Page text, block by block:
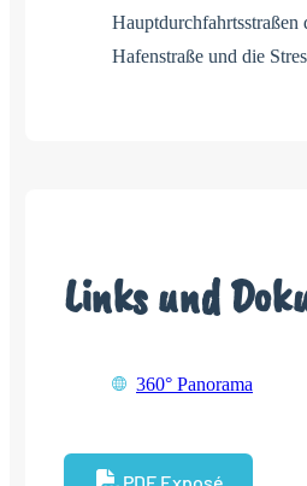
Hauptdurchfahrtsstraßen
Hafenstraße und die
Links und
360° Panorama